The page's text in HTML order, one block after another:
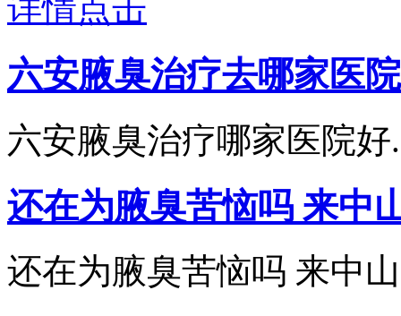
详情点击
六安腋臭治疗去哪家医院
六安腋臭治疗哪家医院好
还在为腋臭苦恼吗 来中
还在为腋臭苦恼吗 来中